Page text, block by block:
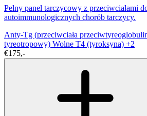
Pełny panel tarczycowy z przeciwciałami
autoimmunologicznych chorób tarczycy.
Anty-Tg (przeciwciała
tyreotropowy) Wolne T4 (tyroksyna) +2
€175,-